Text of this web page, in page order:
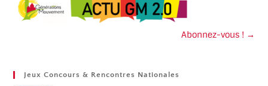
Abonnez-vous ! →
Jeux Concours & Rencontres Nationales